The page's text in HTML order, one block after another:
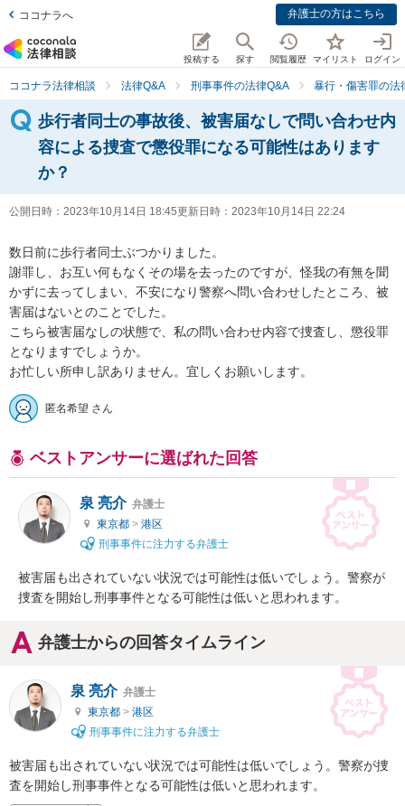
ココナラへ 弁護士の方はこちら
投稿する 探す 閲覧履歴 マイリスト ログイン
ココナラ法律相談 法律Q&A 刑事事件の法律Q&A 暴行・傷害罪の法
歩行者同士の事故後、被害届なしで問い合わせ内
容による捜査で懲役罪になる可能性はあります
か？
公開日時： 2023年10月14日 18:45更新日時： 2023年10月14日 22:24
数日前に歩行者同士ぶつかりました。
謝罪し、お互い何もなくその場を去ったのですが、怪我の有無を聞
かずに去ってしまい、不安になり警察へ問い合わせしたところ、被
害届はないとのことでした。
こちら被害届なしの状態で、私の問い合わせ内容で捜査し、懲役罪
となりますでしょうか。
お忙しい所申し訳ありません。宜しくお願いします。
匿名希望 さん
ベストアンサーに選ばれた回答
泉 亮介 弁護士
東京都 > 港区
刑事事件に注力する弁護士
被害届も出されていない状況では可能性は低いでしょう。警察が
捜査を開始し刑事事件となる可能性は低いと思われます。
弁護士からの回答タイムライン
泉 亮介 弁護士
東京都 > 港区
刑事事件に注力する弁護士
被害届も出されていない状況では可能性は低いでしょう。警察が捜
査を開始し刑事事件となる可能性は低いと思われます。